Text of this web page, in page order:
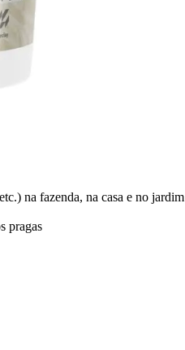
na fazenda, na casa e no jardim
pragas